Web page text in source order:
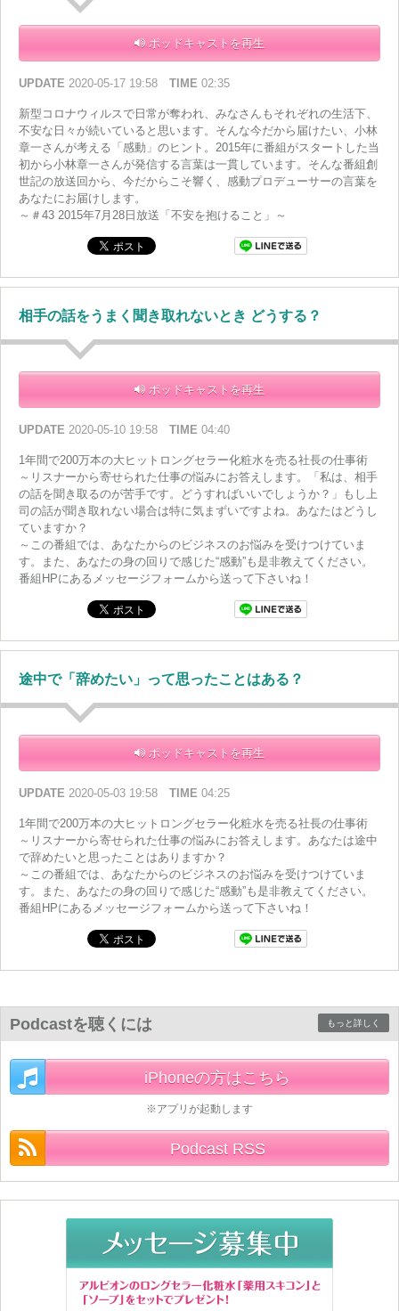
ポッドキャストを再生
UPDATE 2020-05-17 19:58 TIME 02:35
新型コロナウィルスで日常が奪われ、みなさんもそれぞれの生活下、
不安な日々が続いていると思います。そんな今だから届けたい、小林
章一さんが考える「感動」のヒント。2015年に番組がスタートした当
初から小林章一さんが発信する言葉は一貫しています。そんな番組創
世記の放送回から、今だからこそ響く、感動プロデューサーの言葉を
あなたにお届けします。
～＃43 2015年7月28日放送「不安を抱けること」～
相手の話をうまく聞き取れないとき どうする？
ポッドキャストを再生
UPDATE 2020-05-10 19:58 TIME 04:40
1年間で200万本の大ヒットロングセラー化粧水を売る社長の仕事術
～リスナーから寄せられた仕事の悩みにお答えします。「私は、相手
の話を聞き取るのが苦手です。どうすればいいでしょうか？」もし上
司の話が聞き取れない場合は特に気まずいですよね。あなたはどうし
ていますか？
～この番組では、あなたからのビジネスのお悩みを受けつけていま
す。また、あなたの身の回りで感じた“感動”も是非教えてください。
番組HPにあるメッセージフォームから送って下さいね！
途中で「辞めたい」って思ったことはある？
ポッドキャストを再生
UPDATE 2020-05-03 19:58 TIME 04:25
1年間で200万本の大ヒットロングセラー化粧水を売る社長の仕事術
～リスナーから寄せられた仕事の悩みにお答えします。あなたは途中
で辞めたいと思ったことはありますか？
～この番組では、あなたからのビジネスのお悩みを受けつけていま
す。また、あなたの身の回りで感じた“感動”も是非教えてください。
番組HPにあるメッセージフォームから送って下さいね！
Podcastを聴くには もっと詳しく
iPhoneの方はこちら
※アプリが起動します
Podcast RSS